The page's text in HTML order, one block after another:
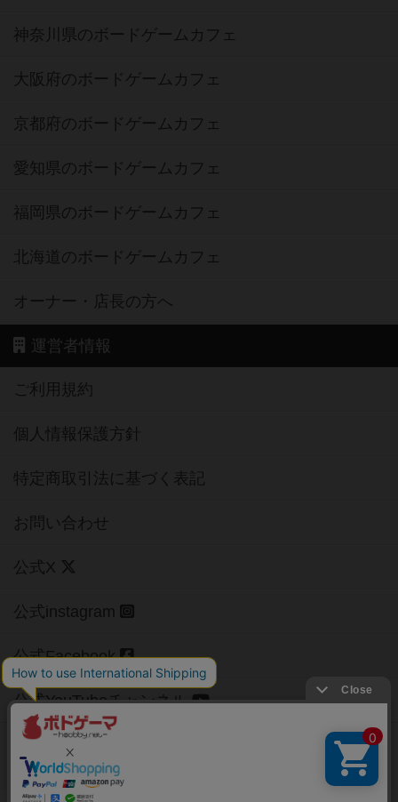
神奈川県のボードゲームカフェ
大阪府のボードゲームカフェ
京都府のボードゲームカフェ
愛知県のボードゲームカフェ
福岡県のボードゲームカフェ
北海道のボードゲームカフェ
オーナー・店長の方へ
運営者情報
ご利用規約
個人情報保護方針
特定商取引法に基づく表記
お問い合わせ
公式X
公式instagram
公式Facebook
公式YouTubeチャンネル